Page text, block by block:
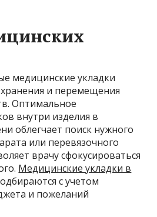
медицинские укладки
и перемещения
Оптимальное
внутри изделия в
облегчает поиск нужного
или перевязочного
врачу сфокусироваться
Медицинские укладки в
с учетом
и пожеланий